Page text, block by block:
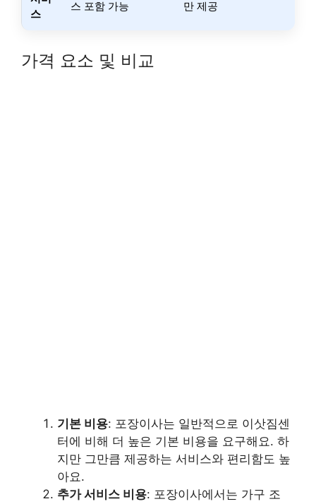
스
스 포함 가능
만 제공
가격 요소 및 비교
기본 비용: 포장이사는 일반적으로 이삿짐센
터에 비해 더 높은 기본 비용을 요구해요. 하
지만 그만큼 제공하는 서비스와 편리함도 높
아요.
추가 서비스 비용: 포장이사에서는 가구 조